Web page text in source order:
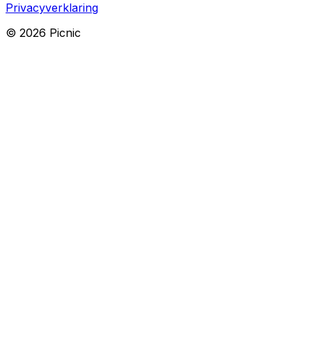
Privacyverklaring
© 2026 Picnic